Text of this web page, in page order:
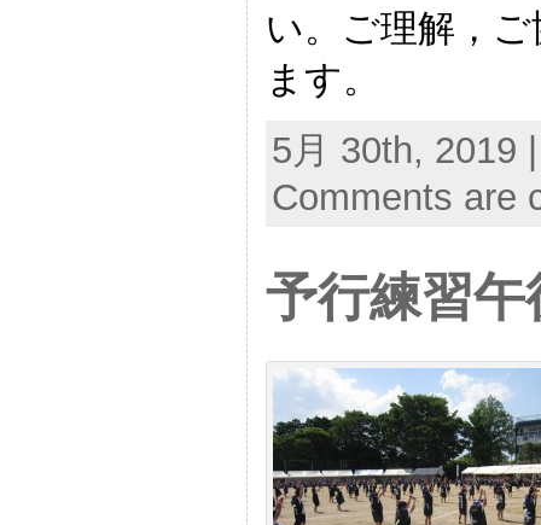
い。ご理解，
ます。
5月 30th, 2019
Comments are
予行練習